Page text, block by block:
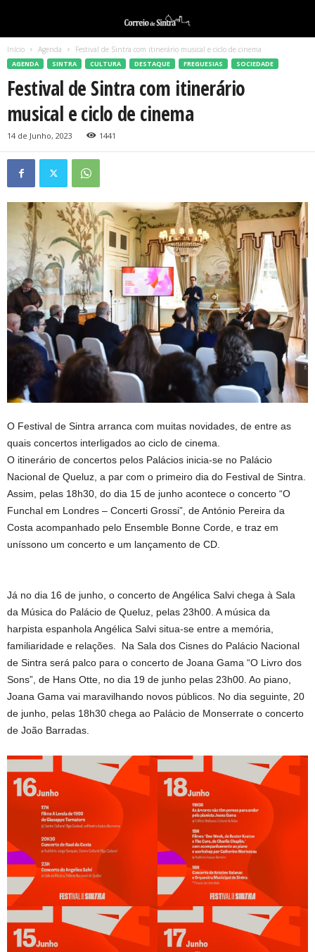
Início Agenda Festival de Sintra com itinerário musical e ciclo de cinema
AGENDA SINTRA CULTURA DESTAQUE FREGUESIAS SOCIEDADE
Festival de Sintra com itinerário
musical e ciclo de cinema
14 de Junho, 2023 1441
O Festival de Sintra arranca com muitas novidades, de entre as
quais concertos interligados ao ciclo de cinema.
O itinerário de concertos pelos Palácios inicia-se no Palácio
Nacional de Queluz, a par com o primeiro dia do Festival de Sintra.
Assim, pelas 18h30, do dia 15 de junho acontece o concerto “O
Funchal em Londres – Concerti Grossi”, de António Pereira da
Costa acompanhado pelo Ensemble Bonne Corde, e traz em
uníssono um concerto e um lançamento de CD.
Já no dia 16 de junho, o concerto de Angélica Salvi chega à Sala
da Música do Palácio de Queluz, pelas 23h00. A música da
harpista espanhola Angélica Salvi situa-se entre a memória,
familiaridade e relações. Na Sala dos Cisnes do Palácio Nacional
de Sintra será palco para o concerto de Joana Gama “O Livro dos
Sons”, de Hans Otte, no dia 19 de junho pelas 23h00. Ao piano,
Joana Gama vai maravilhando novos públicos. No dia seguinte, 20
de junho, pelas 18h30 chega ao Palácio de Monserrate o concerto
de João Barradas.